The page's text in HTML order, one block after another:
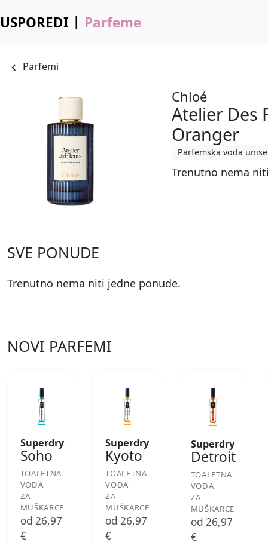
USPOREDI Parfeme
Parfemi
Chloé
Atelier Des
Oranger
Parfemska voda
Trenutno nema
SVE PONUDE
Trenutno nema niti jedne ponude.
NOVI PARFEMI
Superdry
Soho
TOALETNA
VODA
ZA
MUŠKARCE
od 26,97
€
Superdry
Kyoto
TOALETNA
VODA
ZA
MUŠKARCE
od 26,97
€
Superdry
Detroit
TOALETNA
VODA
ZA
MUŠKARCE
od 26,97
€